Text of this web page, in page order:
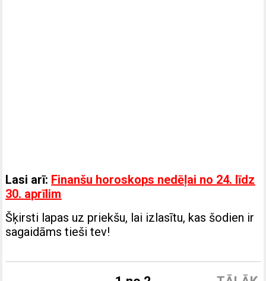
Lasi arī: Finanšu horoskops nedēļai no 24. līdz
30. aprīlim
Šķirsti lapas uz priekšu, lai izlasītu, kas šodien ir
sagaidāms tieši tev!